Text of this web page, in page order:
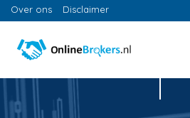
Over ons Disclaimer